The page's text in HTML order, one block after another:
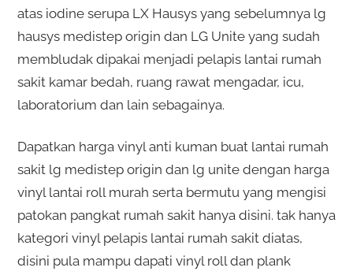
atas iodine serupa LX Hausys yang sebelumnya lg
hausys medistep origin dan LG Unite yang sudah
membludak dipakai menjadi pelapis lantai rumah
sakit kamar bedah, ruang rawat mengadar, icu,
laboratorium dan lain sebagainya.
Dapatkan harga vinyl anti kuman buat lantai rumah
sakit lg medistep origin dan lg unite dengan harga
vinyl lantai roll murah serta bermutu yang mengisi
patokan pangkat rumah sakit hanya disini. tak hanya
kategori vinyl pelapis lantai rumah sakit diatas,
disini pula mampu dapati vinyl roll dan plank